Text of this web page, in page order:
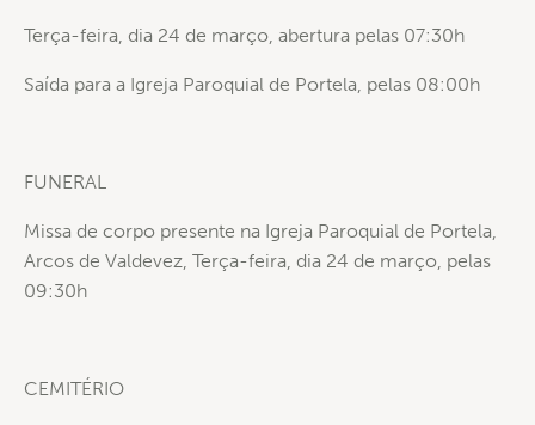
Terça-feira, dia 24 de março, abertura pelas 07:30h
Saída para a Igreja Paroquial de Portela, pelas 08:00h
FUNERAL
Missa de corpo presente na Igreja Paroquial de Portela,
Arcos de Valdevez, Terça-feira, dia 24 de março, pelas
09:30h
CEMITÉRIO